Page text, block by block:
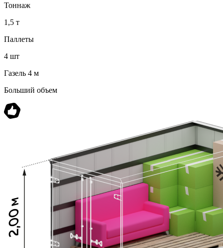
Тоннаж
1,5 т
Паллеты
4 шт
Газель 4 м
Больший объем